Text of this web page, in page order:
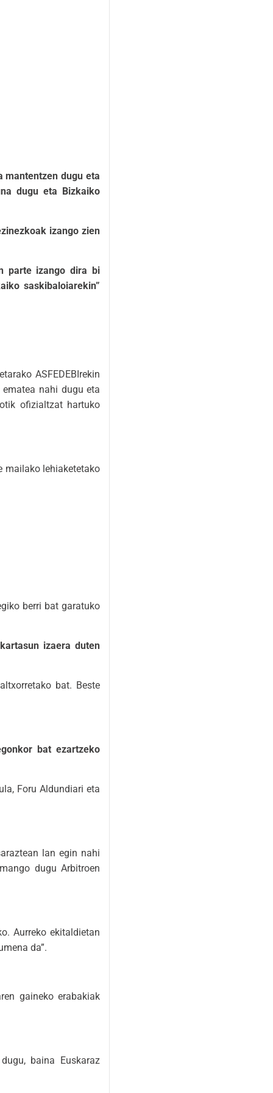
mantentzen dugu eta
dugu eta Bizkaiko
izango zien
parte izango dira bi
saskibaloiarekin”
ASFEDEBIrekin
nahi dugu eta
ofizialtzat hartuko
mailako lehiaketetako
berri bat garatuko
izaera duten
bat. Beste
bat ezartzeko
Foru Aldundiari eta
lan egin nahi
dugu Arbitroen
Aurreko ekitaldietan
da”.
gaineko erabakiak
baina Euskaraz